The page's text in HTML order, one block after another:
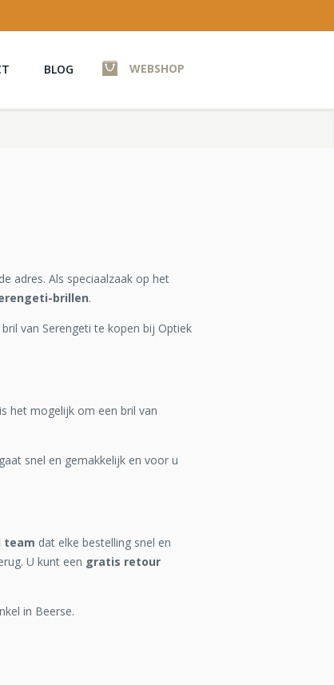
WEBSHOP
BLOG
adres. Als speciaalzaak op het
brillen.
van Serengeti te kopen bij Optiek
het mogelijk om een bril van
snel en gemakkelijk en voor u
team dat elke bestelling snel en
U kunt een gratis retour
in Beerse.